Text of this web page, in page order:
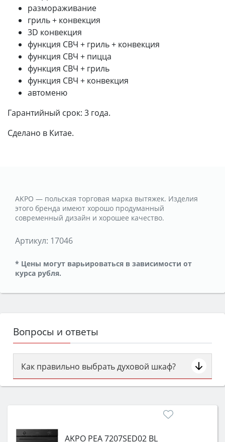
размораживание
гриль + конвекция
3D конвекция
функция СВЧ + гриль + конвекция
функция СВЧ + пицца
функция СВЧ + гриль
функция СВЧ + конвекция
автоменю
Гарантийный срок: 3 года.
Сделано в Китае.
AKPO — польская торговая марка вытяжек. Изделия
этого бренда имеют хорошо продуманный
современный дизайн и хорошее качество.
Артикул: 17046
* Цены могут варьироваться в зависимости от
курса рубля.
Вопросы и ответы
Как правильно выбрать духовой шкаф?
Сначала определитесь с типом (газовый или
затем смотрите на объём 50–70 л для семьи,
функции (конвекция, гриль, самоочистка,
AKPO PEA 7207SED02 BL